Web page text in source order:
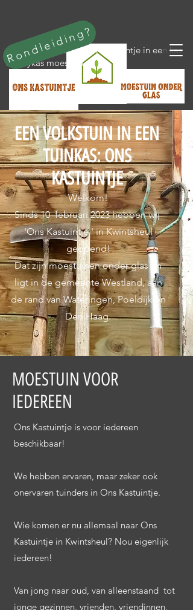
stukje tuin huren in een kas tuintje in een kas
hobbykas moestuin
Rondleiding?
EEN VOLKSTUIN IN EEN
TUINKAS: ONS
KASTUINTJE
Welkom!
Sinds 10 februari 2023 hebben wij
'Ons Kastuintje ' in Kwintsheul
geopend!
Dat zijn moestuinen onder glas en
ligt in de gemeente Westland, aan
de rand van Wateringen, Poeldijk en
Den Haag.
MOESTUIN VOOR
IEDEREEN
Ons Kastuintje is voor iedereen
beschikbaar!
We hebben ervaren, maar zeker ook
onervaren tuinders in Ons Kastuintje.
Wie komen er nu allemaal naar Ons
Kastuintje in Kwintsheul? Nou eigenlijk
iedereen!
Van jong naar oud, van alleenstaand tot
jonge gezinnen, vrienden, vriendinnen,